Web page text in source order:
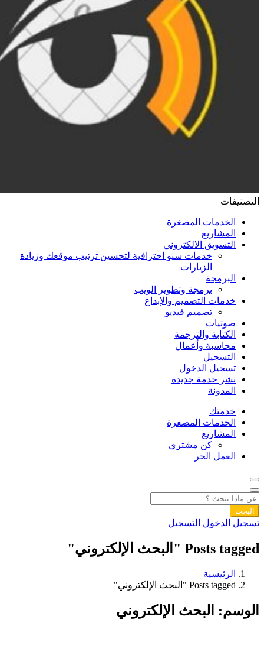
التصنيفات
الخدمات المصغرة
المشاريع
التسويق الالكتروني
خدمات سيو احترافية لتحسين ترتيب موقعك وزيادة
الزيارات
البرمجة
برمجة وتطوير الويب
خدمات التصميم والإبداع
تصميم فيديو
صوتيات
الكتابة والترجمة
محاسبة وأعمال
التسجيل
تسجيل الدخول
نشر خدمة جديدة
المدونة
خدمتك
الخدمات المصغرة
المشاريع
كن مشتري
العمل الحر
البحث
تسجيل الدخول التسجيل
Posts tagged "البحث الإلكتروني"
الرئيسية
Posts tagged "البحث الإلكتروني"
الوسم: البحث الإلكتروني